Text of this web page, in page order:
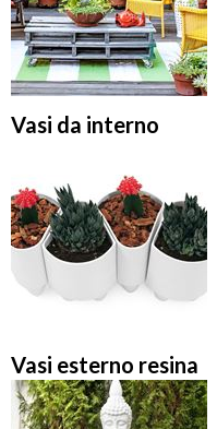
Vasi da interno
Vasi esterno resina